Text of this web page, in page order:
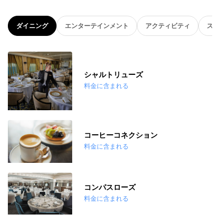
ダイニング エンターテインメント アクティビティ ス
シャルトリューズ
料金に含まれる
コーヒーコネクション
料金に含まれる
コンパスローズ
料金に含まれる